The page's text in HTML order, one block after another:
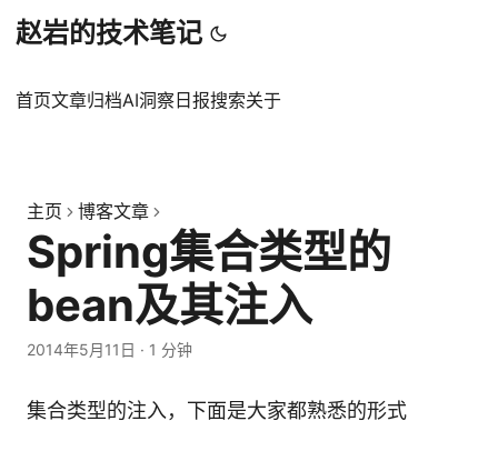
赵岩的技术笔记
首页文章归档AI洞察日报搜索关于
主页 博客文章
Spring集合类型的
bean及其注入
2014年5月11日 · 1 分钟
集合类型的注入，下面是大家都熟悉的形式